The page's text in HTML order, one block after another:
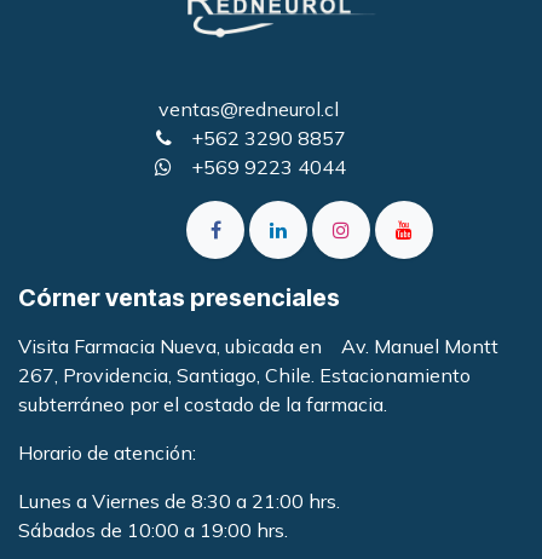
ventas@redneurol.cl
+562 3290 8857
+569 9223 4044
Córner ventas presenciales
Visita Farmacia Nueva, ubicada en Av. Manuel Montt
267, Providencia, Santiago, Chile. Estacionamiento
subterráneo por el costado de la farmacia.
Horario de atención:
Lunes a Viernes de 8:30 a 21:00 hrs.
Sábados de 10:00 a 19:00 hrs.